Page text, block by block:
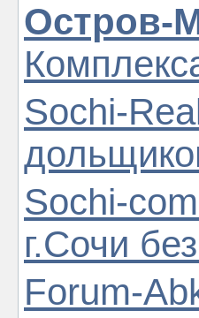
Остров-
Sochi-
Sochi-
г.Сочи
Forum-